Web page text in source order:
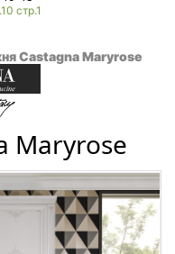
стр.1
Castagna Maryrose
Maryrose